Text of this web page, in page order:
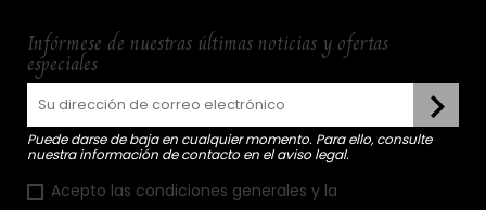
Infórmese de nuestras últimas noticias y ofertas
especiales
Puede darse de baja en cualquier momento. Para ello, consulte
nuestra información de contacto en el aviso legal.
Acepto las condiciones generales y la